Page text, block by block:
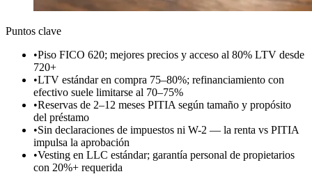
Puntos clave
•Piso FICO 620; mejores precios y acceso al 80% LTV desde
720+
•LTV estándar en compra 75–80%; refinanciamiento con
efectivo suele limitarse al 70–75%
•Reservas de 2–12 meses PITIA según tamaño y propósito
del préstamo
•Sin declaraciones de impuestos ni W-2 — la renta vs PITIA
impulsa la aprobación
•Vesting en LLC estándar; garantía personal de propietarios
con 20%+ requerida